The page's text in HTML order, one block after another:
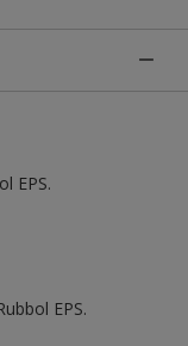
EPS.
EPS.